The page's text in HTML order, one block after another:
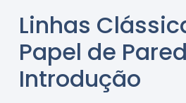
Linhas
Papel de
Introdução